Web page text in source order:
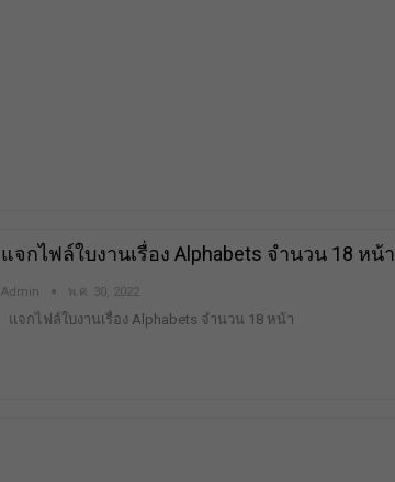
แจกไฟล์ใบงานเรื่อง Alphabets จำนวน 18 หน้า
Admin พ.ค. 30, 2022
แจกไฟล์ใบงานเรื่อง Alphabets จำนวน 18 หน้า